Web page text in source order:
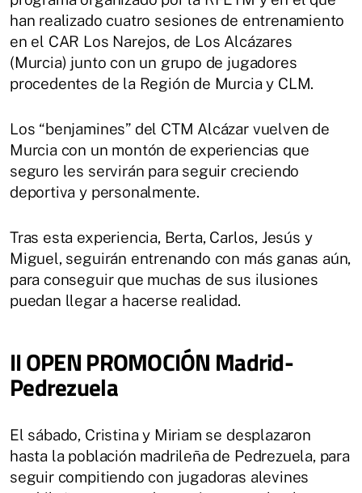
han realizado cuatro sesiones de entrenamiento
en el CAR Los Narejos, de Los Alcázares
(Murcia) junto con un grupo de jugadores
procedentes de la Región de Murcia y CLM.
Los “benjamines” del CTM Alcázar vuelven de
Murcia con un montón de experiencias que
seguro les servirán para seguir creciendo
deportiva y personalmente.
Tras esta experiencia, Berta, Carlos, Jesús y
Miguel, seguirán entrenando con más ganas aún,
para conseguir que muchas de sus ilusiones
puedan llegar a hacerse realidad.
II OPEN PROMOCIÓN Madrid-
Pedrezuela
El sábado, Cristina y Miriam se desplazaron
hasta la población madrileña de Pedrezuela, para
seguir compitiendo con jugadoras alevines